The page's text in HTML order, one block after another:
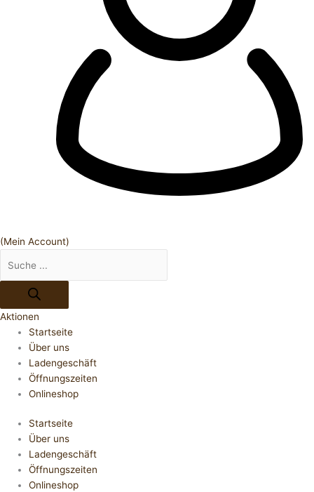
(Mein Account)
Aktionen
Startseite
Über uns
Ladengeschäft
Öffnungszeiten
Onlineshop
Startseite
Über uns
Ladengeschäft
Öffnungszeiten
Onlineshop